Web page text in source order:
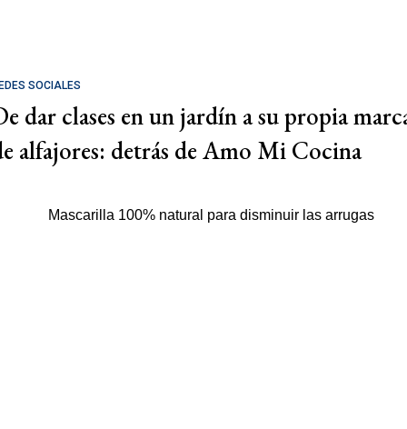
SOCIALES
dar clases en un jardín a su propia
alfajores: detrás de Amo Mi Cocina